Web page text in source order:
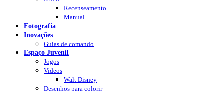
Recenseamento
Manual
Fotografia
Inovações
Guias de comando
Espaço Juvenil
Jogos
Videos
Walt Disney
Desenhos para colorir